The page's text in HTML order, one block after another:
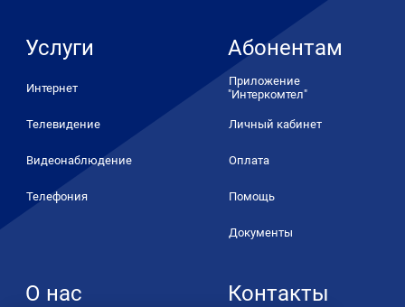
Услуги
Интернет
Телевидение
Видеонаблюдение
Телефония
Абонентам
Приложение
"Интеркомтел"
Личный кабинет
Оплата
Помощь
Документы
О нас Контакты